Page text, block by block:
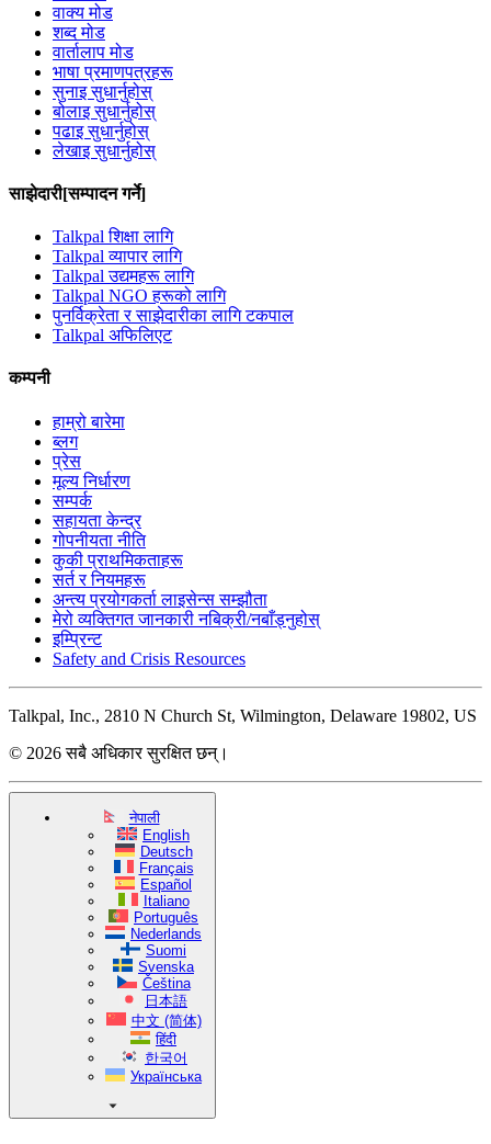
वाक्य मोड
शब्द मोड
वार्तालाप मोड
भाषा प्रमाणपत्रहरू
सुनाइ सुधार्नुहोस्
बोलाइ सुधार्नुहोस्
पढाइ सुधार्नुहोस्
लेखाइ सुधार्नुहोस्
साझेदारी[सम्पादन गर्ने]
Talkpal शिक्षा लागि
Talkpal व्यापार लागि
Talkpal उद्यमहरू लागि
Talkpal NGO हरूको लागि
पुनर्विक्रेता र साझेदारीका लागि टकपाल
Talkpal अफिलिएट
कम्पनी
हाम्रो बारेमा
ब्लग
प्रेस
मूल्य निर्धारण
सम्पर्क
सहायता केन्द्र
गोपनीयता नीति
कुकी प्राथमिकताहरू
सर्त र नियमहरू
अन्त्य प्रयोगकर्ता लाइसेन्स सम्झौता
मेरो व्यक्तिगत जानकारी नबिक्री/नबाँड्नुहोस्
इम्प्रिन्ट
Safety and Crisis Resources
Talkpal, Inc., 2810 N Church St, Wilmington, Delaware 19802, US
© 2026 सबै अधिकार सुरक्षित छन्।
नेपाली
English
Deutsch
Français
Español
Italiano
Português
Nederlands
Suomi
Svenska
Čeština
日本語
中文 (简体)
हिंदी
한국어
Українська